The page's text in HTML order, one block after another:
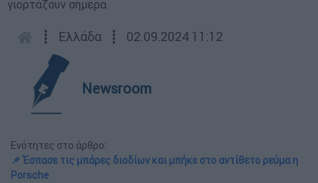
γιορτάζουν σήμερα
┋ Ελλάδα ┋ 02.09.2024 11:12
Newsroom
Ενότητες στο άρθρο:
📌 Έσπασε τις μπάρες διοδίων και μπήκε στο αντίθετο ρεύμα η
Porsche